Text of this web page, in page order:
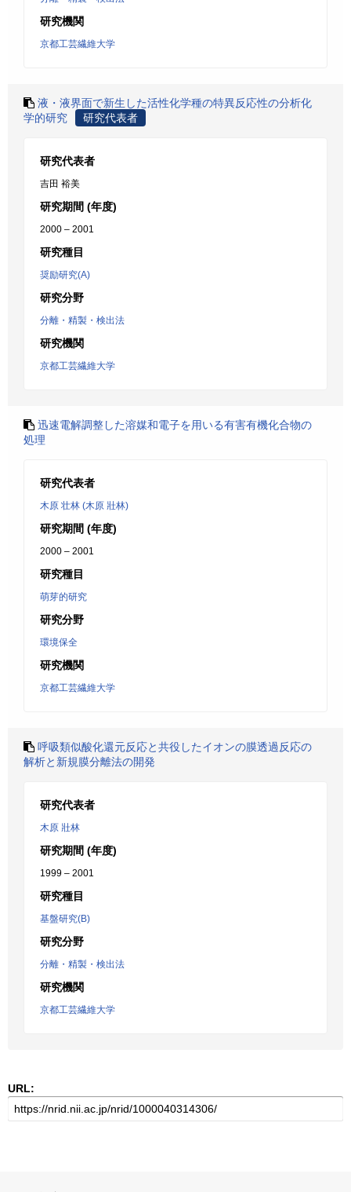
研究機関
京都工芸繊維大学
液・液界面で新生した活性化学種の特異反応性の分析化
学的研究
研究代表者
研究代表者
吉田 裕美
研究期間 (年度)
2000 – 2001
研究種目
奨励研究(A)
研究分野
分離・精製・検出法
研究機関
京都工芸繊維大学
迅速電解調整した溶媒和電子を用いる有害有機化合物の
処理
研究代表者
木原 壮林 (木原 壯林)
研究期間 (年度)
2000 – 2001
研究種目
萌芽的研究
研究分野
環境保全
研究機関
京都工芸繊維大学
呼吸類似酸化還元反応と共役したイオンの膜透過反応の
解析と新規膜分離法の開発
研究代表者
木原 壯林
研究期間 (年度)
1999 – 2001
研究種目
基盤研究(B)
研究分野
分離・精製・検出法
研究機関
京都工芸繊維大学
URL: